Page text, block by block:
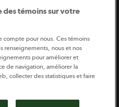
publié par Sollio Groupe Coopératif.
de la coopération agricole
des témoins sur votre
compte pour nous. Ces témoins
renseignements, nous et nos
pour améliorer et
de navigation, améliorer la
collecter des statistiques et faire